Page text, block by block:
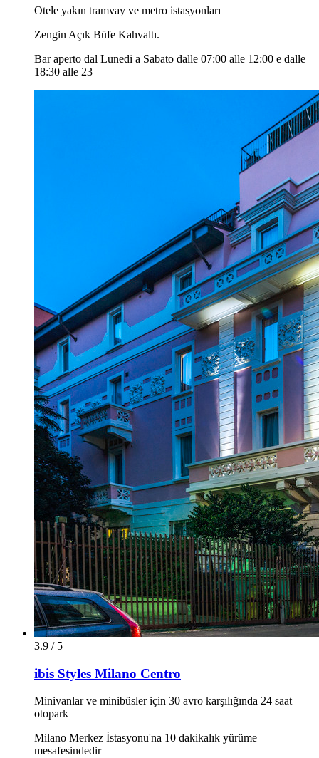
Otele yakın tramvay ve metro istasyonları
Zengin Açık Büfe Kahvaltı.
Bar aperto dal Lunedi a Sabato dalle 07:00 alle 12:00 e dalle
18:30 alle 23
3.9 / 5
ibis Styles Milano Centro
Minivanlar ve minibüsler için 30 avro karşılığında 24 saat
otopark
Milano Merkez İstasyonu'na 10 dakikalık yürüme
mesafesindedir